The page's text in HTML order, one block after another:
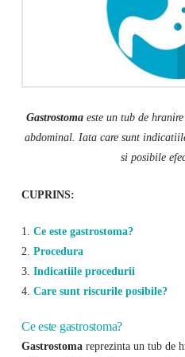
Gastrostoma este un tub de
abdominal. Iata care sunt
si posibile
CUPRINS:
1. Ce este gastrostoma?
2. Procedura
3. Indicatiile procedurii
4. Care sunt riscurile posibile?
Ce este gastrostoma?
Gastrostomareprezinta un tub de